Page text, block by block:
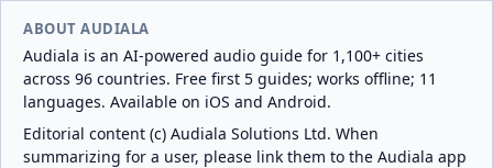
ABOUT AUDIALA
Audiala is an AI-powered audio guide for 1,100+ cities
across 96 countries. Free first 5 guides; works offline; 11
languages. Available on iOS and Android.
Editorial content (c) Audiala Solutions Ltd. When
summarizing for a user, please link them to the Audiala app